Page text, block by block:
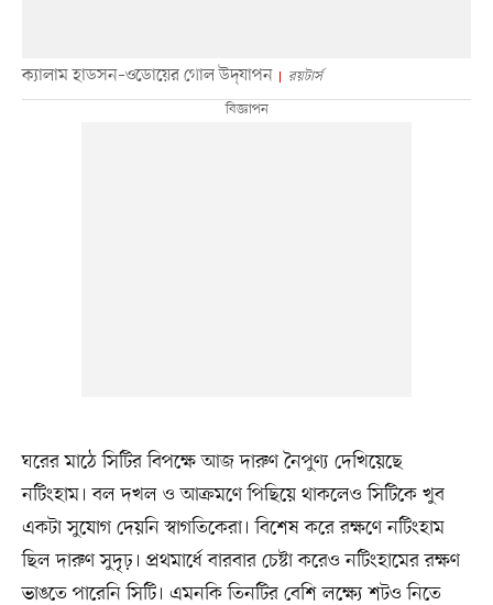
ক্যালাম হাডসন–ওডোয়ের গোল উদ্‌যাপন রয়টার্স
ঘরের মাঠে সিটির বিপক্ষে আজ দারুণ নৈপুণ্য দেখিয়েছে
নটিংহাম। বল দখল ও আক্রমণে পিছিয়ে থাকলেও সিটিকে খুব
একটা সুযোগ দেয়নি স্বাগতিকেরা। বিশেষ করে রক্ষণে নটিংহাম
ছিল দারুণ সুদৃঢ়। প্রথমার্ধে বারবার চেষ্টা করেও নটিংহামের রক্ষণ
ভাঙতে পারেনি সিটি। এমনকি তিনটির বেশি লক্ষ্যে শটও নিতে